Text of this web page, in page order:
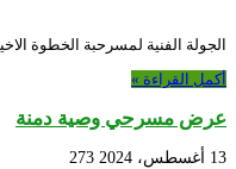
الجولة الفنية لمسرحبة الخطوة
أكمل القراءة »
عرض مسرحي وصية دمنة
13 أغسطس، 2024 273